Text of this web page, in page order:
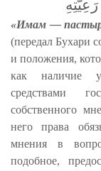
«Имам —
(передал Бухари
и положения,
как наличие у
средствами
собственного
него права
мнения в
подобное,